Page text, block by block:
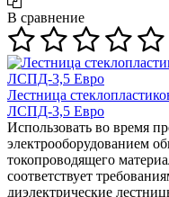
В сравнение
Лестница
ЛСПД-3,5 Евро
Использовать во время
электрооборудованием
токопроводящего
соответствует
диэлектрические